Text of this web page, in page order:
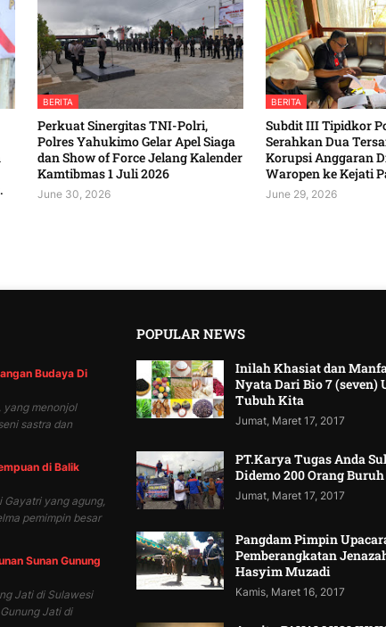
BERITA
‎Perkuat Sinergitas TNI-Polri,
Polres Yahukimo Gelar Apel Siaga
dan Show of Force Jelang Kalender
Kamtibmas 1 Juli 2026 ‎ ‎
June 30, 2026
BERITA
Subdit III Tipidkor
Serahkan Dua
Korupsi Anggaran
Waropen ke Kejati
June 29, 2026
Budaya Di
yang menonjol
sastra dan
di Balik
yang agung,
pemimpin besar
Sunan Gunung
Jati di Sulawesi
Jati di
POPULAR NEWS
Inilah Khasiat dan
Nyata Dari Bio 7 (seven)
Tubuh Kita
Jumat, Maret 17, 2017
PT.Karya Tugas Anda
Didemo 200 Orang Buruh
Jumat, Maret 17, 2017
Pangdam Pimpin
Pemberangkatan
Hasyim Muzadi
Kamis, Maret 16, 2017